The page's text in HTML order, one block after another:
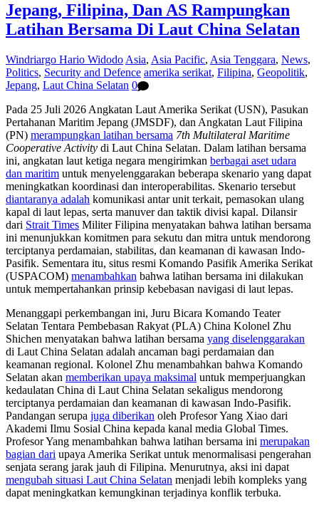
Jepang, Filipina, Dan AS Rampungkan
Latihan Bersama Di Laut China Selatan
Windriargo Hario Widodo Asia, Asia Pacific, Asia Tenggara, News,
Politics, Security and Defence amerika serikat, Filipina, Geopolitik,
Jepang, Laut China Selatan 0
Pada 25 Juli 2026 Angkatan Laut Amerika Serikat (USN), Pasukan
Pertahanan Maritim Jepang (JMSDF), dan Angkatan Laut Filipina
(PN) merampungkan latihan bersama 7th Multilateral Maritime
Cooperative Activity di Laut China Selatan. Dalam latihan bersama
ini, angkatan laut ketiga negara mengirimkan berbagai aset udara
dan maritim untuk menyelenggarakan beberapa skenario yang dapat
meningkatkan koordinasi dan interoperabilitas. Skenario tersebut
diantaranya adalah komunikasi antar unit terkait, pemasokan ulang
kapal di laut lepas, serta manuver dan taktik divisi kapal. Dilansir
dari Strait Times Militer Filipina menyatakan bahwa latihan bersama
ini menunjukkan komitmen para sekutu dan mitra untuk mendorong
terciptanya perdamaian, stabilitas, dan keamanan di kawasan Indo-
Pasifik. Sementara itu, situs resmi Komando Pasifik Amerika Serikat
(USPACOM) menambahkan bahwa latihan bersama ini dilakukan
untuk mempertahankan prinsip kebebasan navigasi di laut lepas.
Menanggapi perkembangan ini, Juru Bicara Komando Teater
Selatan Tentara Pembebasan Rakyat (PLA) China Kolonel Zhu
Shichen menyatakan bahwa latihan bersama yang diselenggarakan
di Laut China Selatan adalah ancaman bagi perdamaian dan
keamanan regional. Kolonel Zhu menambahkan bahwa Komando
Selatan akan memberikan upaya maksimal untuk memperjuangkan
kedaulatan China di Laut China Selatan sekaligus mendorong
terciptanya perdamaian dan keamanan di kawasan Indo-Pasifik.
Pandangan serupa juga diberikan oleh Profesor Yang Xiao dari
Akademi Ilmu Sosial China kepada kanal media Global Times.
Profesor Yang menambahkan bahwa latihan bersama ini merupakan
bagian dari upaya Amerika Serikat untuk menormalisasi pengerahan
senjata serang jarak jauh di Filipina. Menurutnya, aksi ini dapat
mengubah situasi Laut China Selatan menjadi lebih kompleks yang
dapat meningkatkan kemungkinan terjadinya konflik terbuka.